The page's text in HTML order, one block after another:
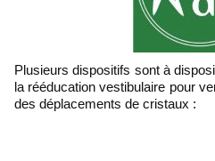
Plusieurs dispositifs sont à disposition des praticiens qui font de
la rééducation vestibulaire pour
des déplacements de cristaux :